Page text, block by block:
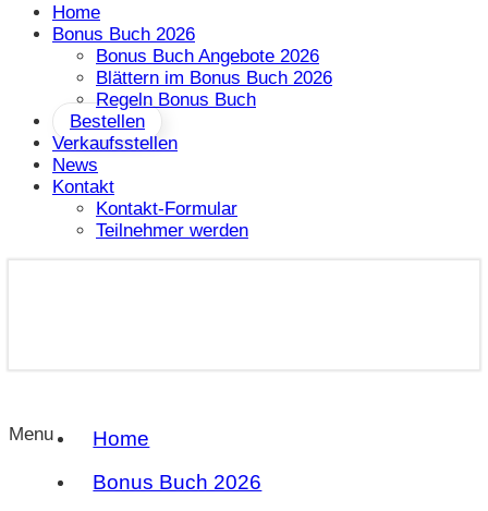
Home
Bonus Buch 2026
Bonus Buch Angebote 2026
Blättern im Bonus Buch 2026
Regeln Bonus Buch
Bestellen
Verkaufsstellen
News
Kontakt
Kontakt-Formular
Teilnehmer werden
Menu
Home
Bonus Buch 2026